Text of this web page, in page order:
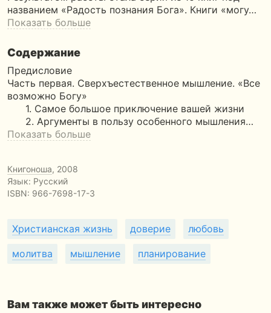
названием «Радость познания Бога». Книги «могу…
Показать больше
Содержание
Предисловие
Часть первая. Сверхъестественное мышление. «Все
возможно Богу»
1. Самое большое приключение вашей жизни
2. Аргументы в пользу особенного мышления…
Показать больше
Книгоноша, 2008
Язык: Русский
ISBN: 966-7698-17-3
Христианская жизнь доверие любовь
молитва мышление планирование
Вам также может быть интересно